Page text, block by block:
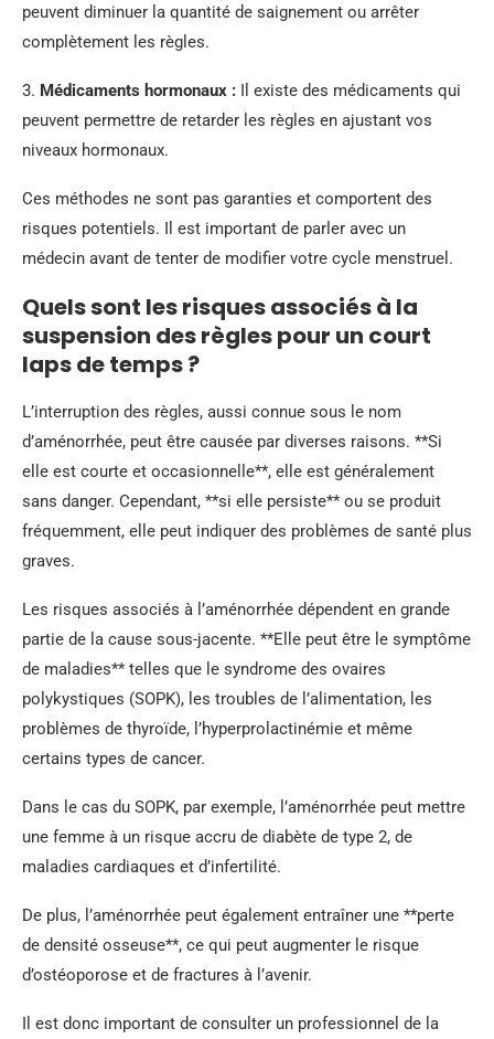
peuvent diminuer la quantité de saignement ou arrêter
complètement les règles.
3. Médicaments hormonaux : Il existe des médicaments qui
peuvent permettre de retarder les règles en ajustant vos
niveaux hormonaux.
Ces méthodes ne sont pas garanties et comportent des
risques potentiels. Il est important de parler avec un
médecin avant de tenter de modifier votre cycle menstruel.
Quels sont les risques associés à la
suspension des règles pour un court
laps de temps ?
L’interruption des règles, aussi connue sous le nom
d’aménorrhée, peut être causée par diverses raisons. **Si
elle est courte et occasionnelle**, elle est généralement
sans danger. Cependant, **si elle persiste** ou se produit
fréquemment, elle peut indiquer des problèmes de santé plus
graves.
Les risques associés à l’aménorrhée dépendent en grande
partie de la cause sous-jacente. **Elle peut être le symptôme
de maladies** telles que le syndrome des ovaires
polykystiques (SOPK), les troubles de l’alimentation, les
problèmes de thyroïde, l’hyperprolactinémie et même
certains types de cancer.
Dans le cas du SOPK, par exemple, l’aménorrhée peut mettre
une femme à un risque accru de diabète de type 2, de
maladies cardiaques et d’infertilité.
De plus, l’aménorrhée peut également entraîner une **perte
de densité osseuse**, ce qui peut augmenter le risque
d’ostéoporose et de fractures à l’avenir.
Il est donc important de consulter un professionnel de la